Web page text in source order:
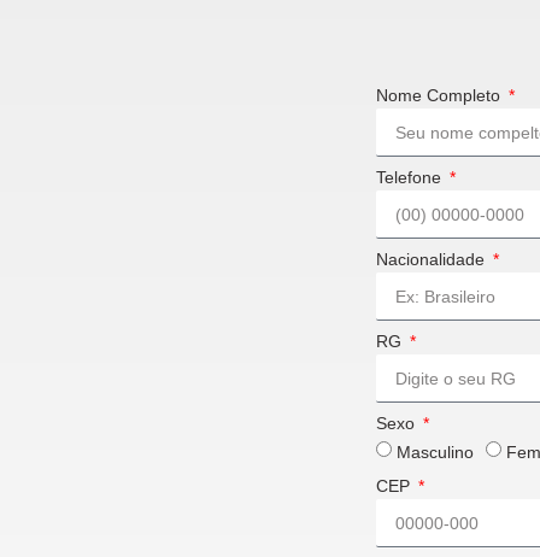
Nome Completo
Telefone
Nacionalidade
RG
Sexo
Masculino
CEP